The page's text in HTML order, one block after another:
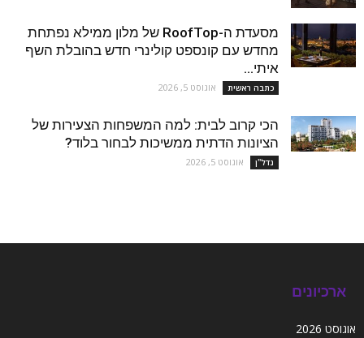
מסעדת ה-RoofTop של מלון ממילא נפתחת
מחדש עם קונספט קולינרי חדש בהובלת השף
איתי...
כתבה ראשית אוגוסט 5, 2026
הכי קרוב לבית: למה המשפחות הצעירות של
הציונות הדתית ממשיכות לבחור בלוד?
נדל''ן אוגוסט 5, 2026
ארכיונים
אוגוסט 2026